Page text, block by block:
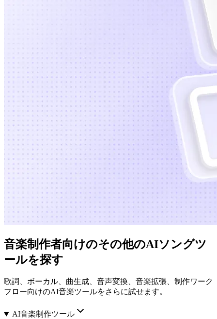
音楽制作者向けのその他のAIソングツ
ールを探す
歌詞、ボーカル、曲生成、音声変換、音楽拡張、制作ワーク
フロー向けのAI音楽ツールをさらに試せます。
AI音楽制作ツール